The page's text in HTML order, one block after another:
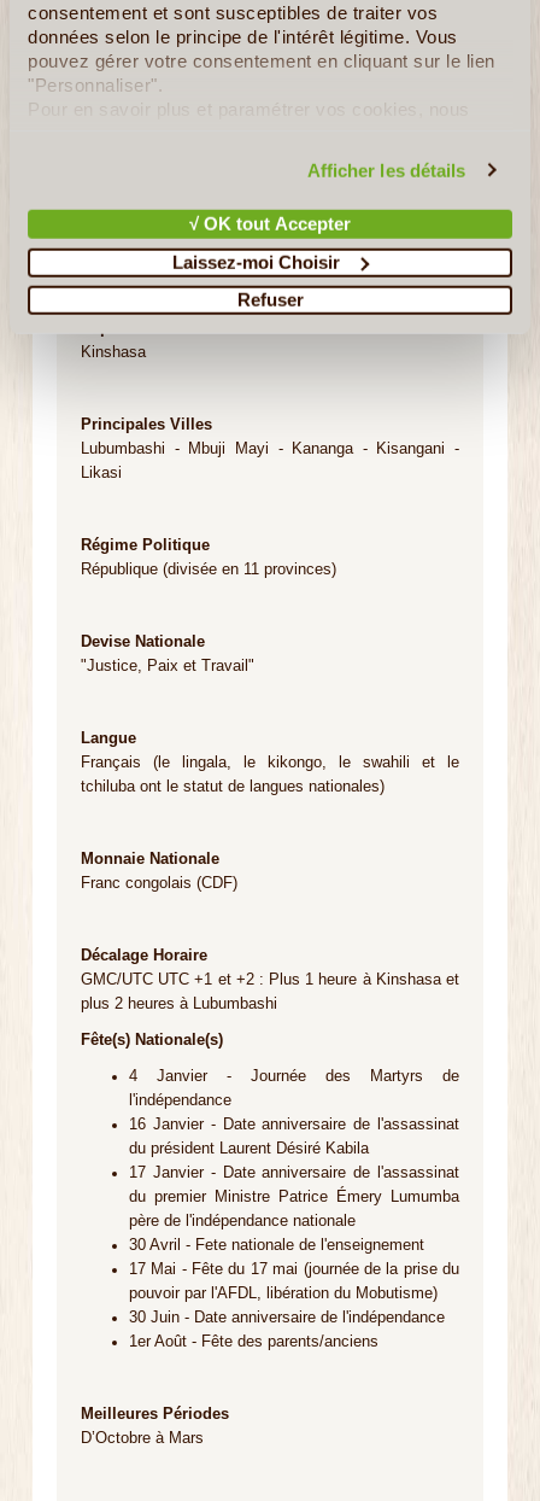
consentement et sont susceptibles de traiter vos
données selon le principe de l'intérêt légitime. Vous
pouvez gérer votre consentement en cliquant sur le lien
"Personnaliser".
Pour en savoir plus et paramétrer vos cookies, nous
Afficher les détails
√ OK tout Accepter
Laissez-moi Choisir
Refuser
République démocratique du Congo
Kinshasa
Principales Villes
Lubumbashi - Mbuji Mayi - Kananga - Kisangani -
Likasi
Régime Politique
République (divisée en 11 provinces)
Devise Nationale
"Justice, Paix et Travail"
Langue
Français (le lingala, le kikongo, le swahili et le
tchiluba ont le statut de langues nationales)
Monnaie Nationale
Franc congolais (CDF)
Décalage Horaire
GMC/UTC UTC +1 et +2 : Plus 1 heure à Kinshasa et
plus 2 heures à Lubumbashi
Fête(s) Nationale(s)
4 Janvier - Journée des Martyrs de
l'indépendance
16 Janvier - Date anniversaire de l'assassinat
du président Laurent Désiré Kabila
17 Janvier - Date anniversaire de l'assassinat
du premier Ministre Patrice Émery Lumumba
père de l'indépendance nationale
30 Avril - Fete nationale de l'enseignement
17 Mai - Fête du 17 mai (journée de la prise du
pouvoir par l'AFDL, libération du Mobutisme)
30 Juin - Date anniversaire de l'indépendance
1er Août - Fête des parents/anciens
Meilleures Périodes
D’Octobre à Mars